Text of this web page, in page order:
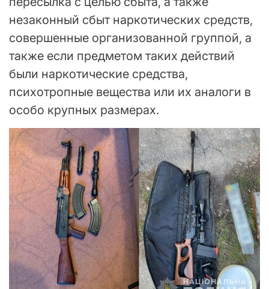
незаконный сбыт наркотических средств,
совершенные организованной группой, а
также если предметом таких действий
были наркотические средства,
психотропные вещества или их аналоги в
особо крупных размерах.